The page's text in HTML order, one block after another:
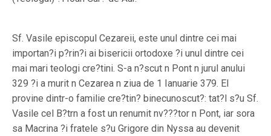
Sf. Vasile episcopul Cezareii, este unul dintre cei mai
importan?i p?rin?i ai bisericii ortodoxe ?i unul dintre cei
mai mari teologi cre?tini. S-a n?scut n Pont n jurul anului
329 ?i a murit n Cezarea n ziua de 1 Ianuarie 379. El
provine dintr-o familie cre?tin? binecunoscut?: tat?l s?u Sf.
Vasile cel B?trn a fost un renumit nv???tor n Pont, iar sora
sa Macrina ?i fratele s?u Grigore din Nyssa au devenit